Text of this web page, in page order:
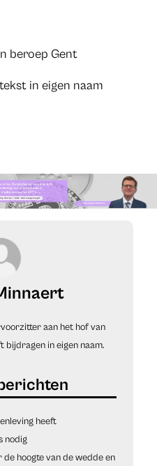
beroep Gent
in eigen naam
aan het hof van
bijdragen in eigen naam.
heeft
nodig
hoogte van de wedde en